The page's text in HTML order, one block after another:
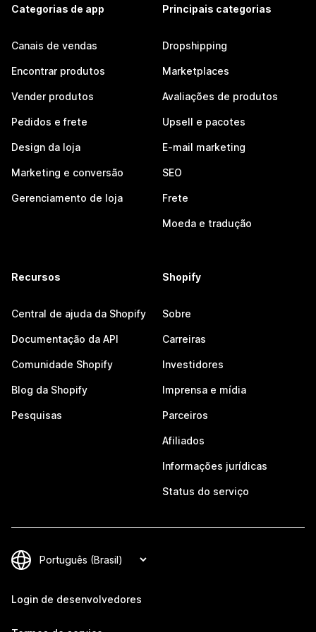
Categorias de app
Canais de vendas
Encontrar produtos
Vender produtos
Pedidos e frete
Design da loja
Marketing e conversão
Gerenciamento de loja
Principais categorias
Dropshipping
Marketplaces
Avaliações de produtos
Upsell e pacotes
E-mail marketing
SEO
Frete
Moeda e tradução
Recursos
Central de ajuda da Shopify
Documentação da API
Comunidade Shopify
Blog da Shopify
Pesquisas
Shopify
Sobre
Carreiras
Investidores
Imprensa e mídia
Parceiros
Afiliados
Informações jurídicas
Status do serviço
Login de desenvolvedores